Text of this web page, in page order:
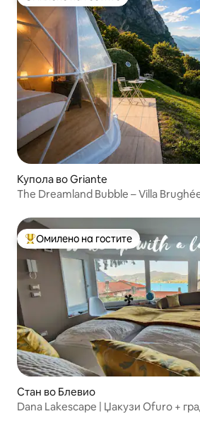
Купола во Griante
The Dreamland Bubble – Villa
Меѓу најуспешните „Омилени на
Омилено на гостите
Стан во Блевио
Dana Lakescape | Џакузи Ofuro +